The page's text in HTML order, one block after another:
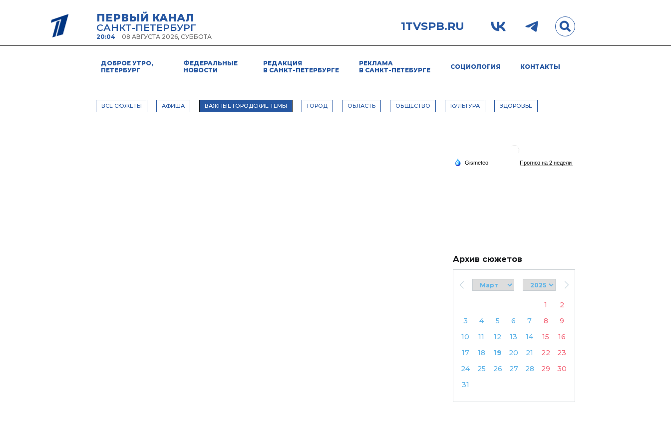
ПЕРВЫЙ КАНАЛ
САНКТ-ПЕТЕРБУРГ
20:04 08 АВГУСТА 2026, СУББОТА
1TVSPB.RU
ДОБРОЕ УТРО,
ПЕТЕРБУРГ
ФЕДЕРАЛЬНЫЕ
НОВОСТИ
РЕДАКЦИЯ
В САНКТ-ПЕТЕРБУРГЕ
РЕКЛАМА
В САНКТ-ПЕТЕБУРГЕ
СОЦИОЛОГИЯ КОНТАКТЫ
ВСЕ СЮЖЕТЫ АФИША ВАЖНЫЕ ГОРОДСКИЕ ТЕМЫ ГОРОД ОБЛАСТЬ ОБЩЕСТВО КУЛЬТУРА ЗДОРОВЬЕ
Архив сюжетов
1
2
3
4 5 6 7 8
9
10
11 12 13 14 15
16
17
18 19 20 21 22
23
24
25 26 27 28 29
30
31